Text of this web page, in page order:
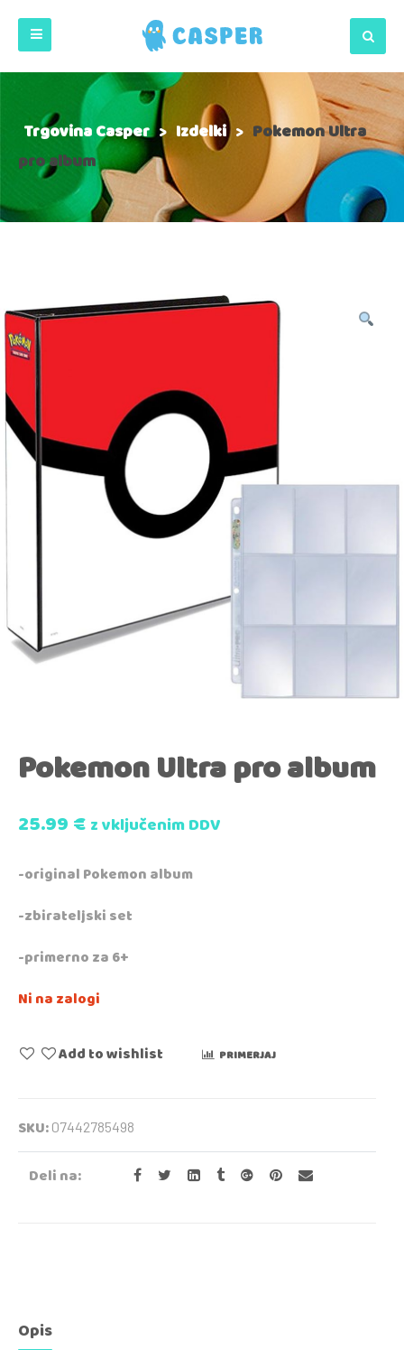
Trgovina Casper> Izdelki > Pokemon Ultra
pro album
Pokemon Ultra pro album
25.99€z vključenim DDV
-original Pokemon album
-zbirateljski set
-primerno za 6+
Ni na zalogi
Add to wishlist PRIMERJAJ
SKU: 07442785498
Deli na:
Opis